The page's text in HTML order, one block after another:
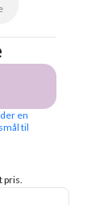
en
til
pris.